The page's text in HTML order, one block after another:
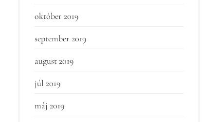
október 2019
september 2019
august 2019
júl 2019
máj 2019